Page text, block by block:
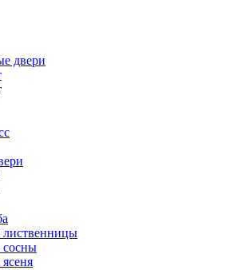
двери
лиственницы
сосны